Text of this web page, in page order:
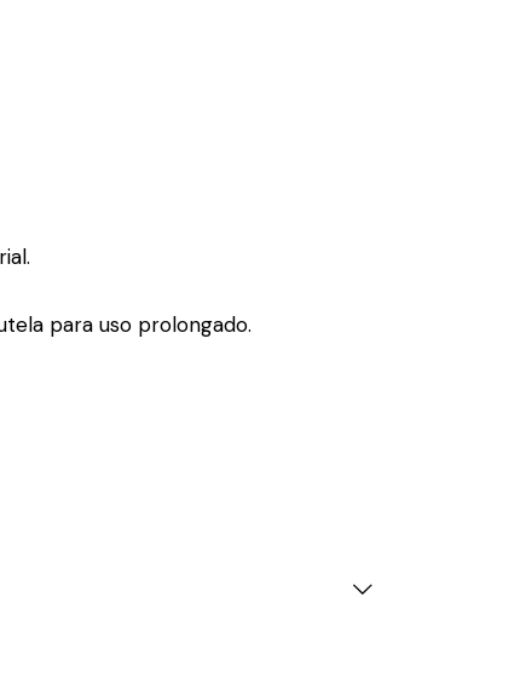
para uso prolongado.